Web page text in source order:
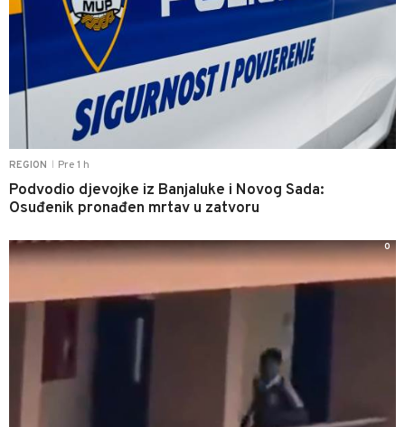
REGION Pre 1 h
Podvodio djevojke iz Banjaluke i Novog Sada:
Osuđenik pronađen mrtav u zatvoru
0